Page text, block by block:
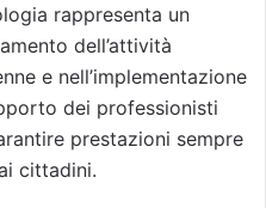
rappresenta un
dell’attività
e nell’implementazione
dei professionisti
prestazioni sempre
cittadini.